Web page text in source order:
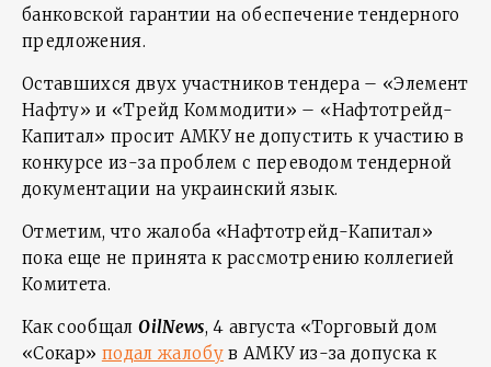
банковской гарантии на обеспечение тендерного
предложения.
Оставшихся двух участников тендера – «Элемент
Нафту» и «Трейд Коммодити» – «Нафтотрейд-
Капитал» просит АМКУ не допустить к участию в
конкурсе из-за проблем с переводом тендерной
документации на украинский язык.
Отметим, что жалоба «Нафтотрейд-Капитал»
пока еще не принята к рассмотрению коллегией
Комитета.
Как сообщалOilNews, 4 августа «Торговый дом
«Сокар» подал жалобу в АМКУ из-за допуска к